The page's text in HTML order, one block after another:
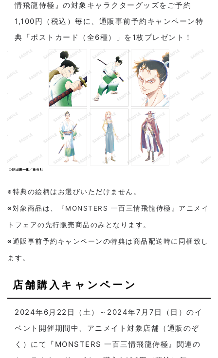
情飛龍侍極』の対象キャラクターグッズをご予約
1,100円（税込）毎に、通販事前予約キャンペーン特
典「ポストカード（全6種）」を1枚プレゼント！
※特典の絵柄はお選びいただけません。
※対象商品は、『MONSTERS 一百三情飛龍侍極』アニメイ
トフェアの先行販売商品のみとなります。
※通販事前予約キャンペーンの特典は商品配送時に同梱致し
ます。
店舗購入キャンペーン
2024年6月22日（土）～2024年7月7日（日）のイ
ベント開催期間中、アニメイト対象店舗（通販のぞ
く）にて『MONSTERS 一百三情飛龍侍極』関連の